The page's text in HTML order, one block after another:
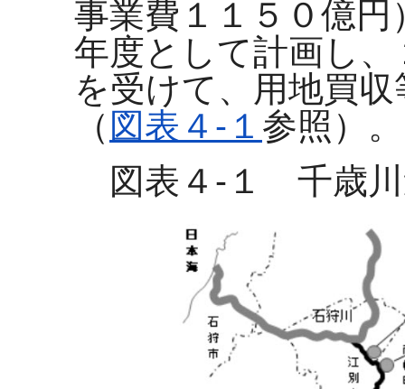
事業費１１５０億
年度として計画し
を受けて、用地買
（ 図表４-１ 参照）。
図表４-１ 千歳川